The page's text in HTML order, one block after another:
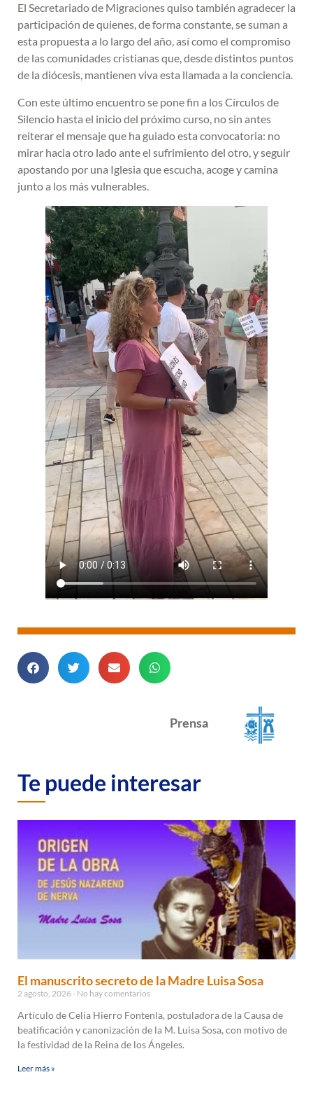
El Secretariado de Migraciones quiso también agradecer la
participación de quienes, de forma constante, se suman a
esta propuesta a lo largo del año, así como el compromiso
de las comunidades cristianas que, desde distintos puntos
de la diócesis, mantienen viva esta llamada a la conciencia.
Con este último encuentro se pone fin a los Círculos de
Silencio hasta el inicio del próximo curso, no sin antes
reiterar el mensaje que ha guiado esta convocatoria: no
mirar hacia otro lado ante el sufrimiento del otro, y seguir
apostando por una Iglesia que escucha, acoge y camina
junto a los más vulnerables.
Prensa
Te puede interesar
El manuscrito secreto de la Madre Luisa Sosa
2 agosto, 2026 No hay comentarios
Artículo de Celia Hierro Fontenla, postuladora de la Causa de
beatificación y canonización de la M. Luisa Sosa, con motivo de
la festividad de la Reina de los Ángeles.
Leer más »